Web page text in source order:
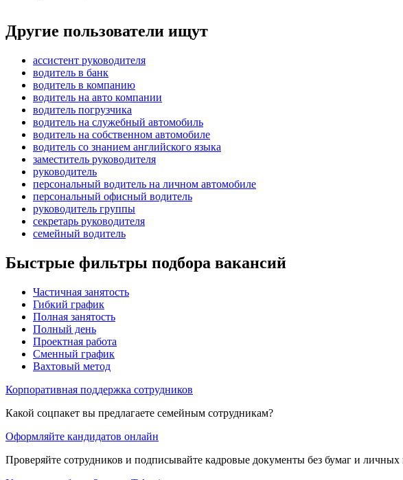
Другие пользователи ищут
ассистент руководителя
водитель в банк
водитель в компанию
водитель на авто компании
водитель погрузчика
водитель на служебный автомобиль
водитель на собственном автомобиле
водитель со знанием английского языка
заместитель руководителя
руководитель
персональный водитель на личном автомобиле
персональный офисный водитель
руководитель группы
секретарь руководителя
семейный водитель
Быстрые фильтры подбора вакансий
Частичная занятость
Гибкий график
Полная занятость
Полный день
Проектная работа
Сменный график
Вахтовый метод
Корпоративная поддержка сотрудников
Какой соцпакет вы предлагаете семейным сотрудникам?
Оформляйте кандидатов онлайн
Проверяйте сотрудников и подписывайте кадровые документы без бумаг и личных